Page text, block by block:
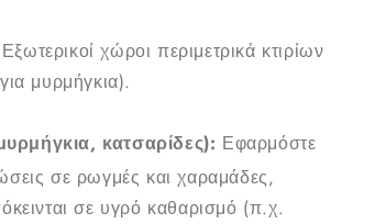
χώροι περιμετρικά κτιρίων
μυρμήγκια).
κατσαρίδες): Εφαρμόστε
σε ρωγμές και χαραμάδες,
σε υγρό καθαρισμό (π.χ.